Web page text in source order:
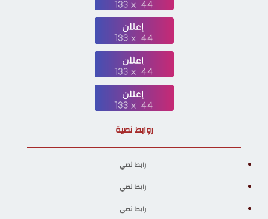
روابط نصية
رابط نصي
رابط نصي
رابط نصي